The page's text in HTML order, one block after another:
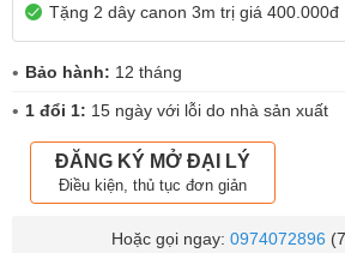
Tặng 2 dây canon 3m trị giá 400.000đ
Bảo hành: 12 tháng
1 đổi 1: 15 ngày với lỗi do nhà sản xuất
ĐĂNG KÝ MỞ ĐẠI LÝ
Điều kiện, thủ tục đơn giản
Hoặc gọi ngay: 0974072896